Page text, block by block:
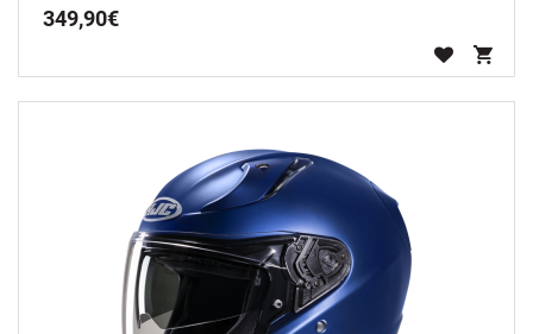
349,90€